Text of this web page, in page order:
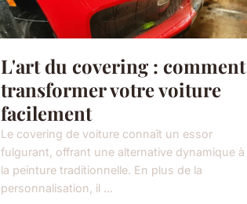
L'art du covering : comment
transformer votre voiture
facilement
Le covering de voiture connaît un essor
fulgurant, offrant une alternative dynamique à
la peinture traditionnelle. En plus de la
personnalisation, il ...